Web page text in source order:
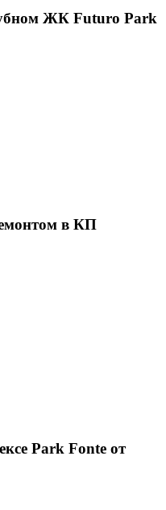
ЖК Futuro Park
в КП
Park Fonte от